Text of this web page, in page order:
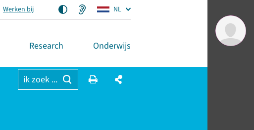
Werken bij NL
Research Onderwijs
ik zoek ...